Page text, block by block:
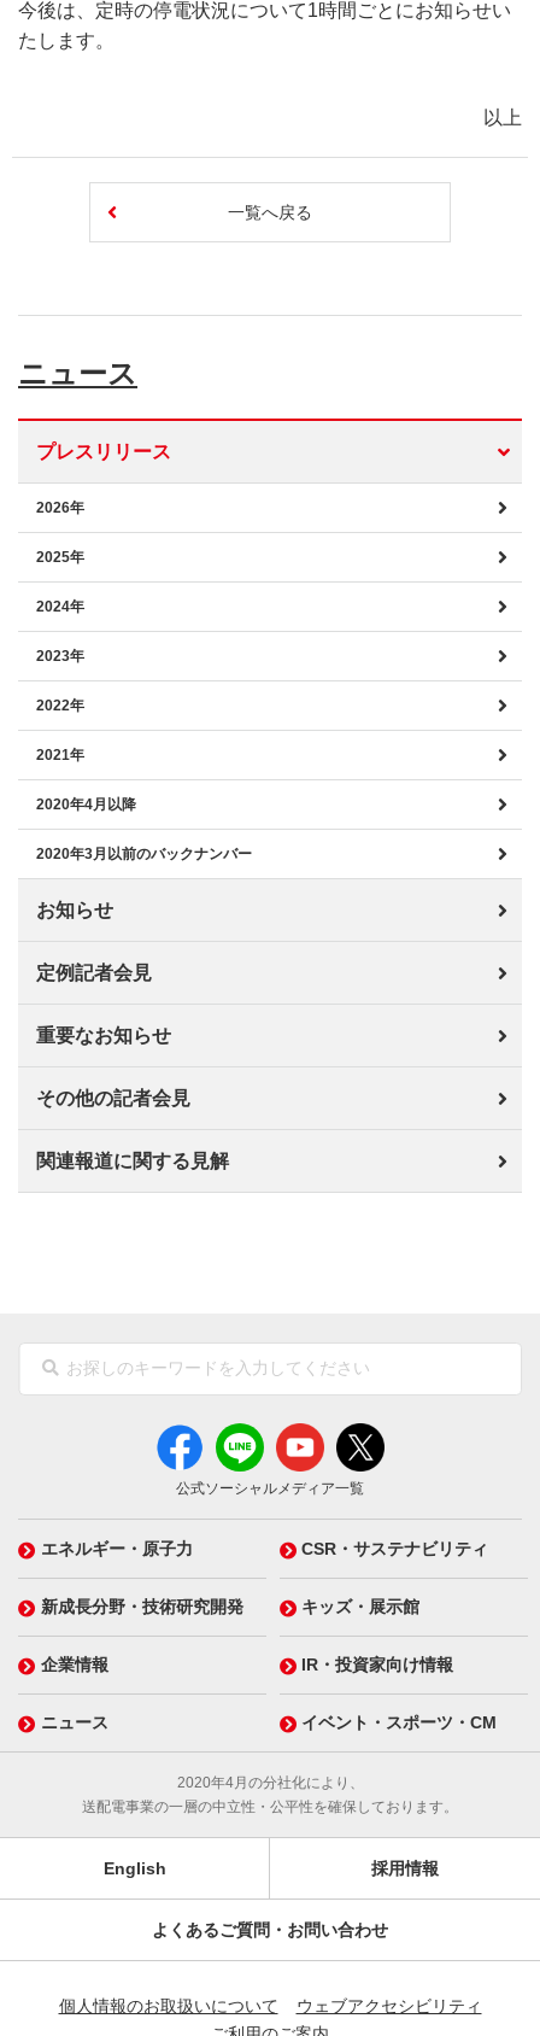
今後は、定時の停電状況について1時間ごとにお知らせい
たします。
以上
一覧へ戻る
ニュース
プレスリリース
2026年
2025年
2024年
2023年
2022年
2021年
2020年4月以降
2020年3月以前のバックナンバー
お知らせ
定例記者会見
重要なお知らせ
その他の記者会見
関連報道に関する見解
公式ソーシャルメディア一覧
エネルギー・原子力 CSR・サステナビリティ
新成長分野・技術研究開発 キッズ・展示館
企業情報 IR・投資家向け情報
ニュース イベント・スポーツ・CM
2020年4月の分社化により、
送配電事業の一層の中立性・公平性を確保しております。
English 採用情報
よくあるご質問・お問い合わせ
個人情報のお取扱いについて
ウェブアクセシビリティ